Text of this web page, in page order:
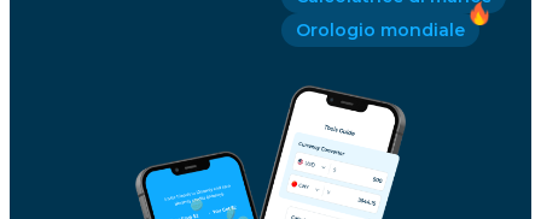
Orologio mondiale